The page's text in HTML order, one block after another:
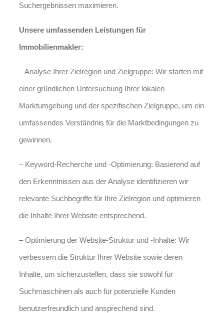
Suchergebnissen maximieren.
Unsere umfassenden Leistungen für
Immobilienmakler:
– Analyse Ihrer Zielregion und Zielgruppe: Wir starten mit
einer gründlichen Untersuchung Ihrer lokalen
Marktumgebung und der spezifischen Zielgruppe, um ein
umfassendes Verständnis für die Marktbedingungen zu
gewinnen.
– Keyword-Recherche und -Optimierung: Basierend auf
den Erkenntnissen aus der Analyse identifizieren wir
relevante Suchbegriffe für Ihre Zielregion und optimieren
die Inhalte Ihrer Website entsprechend.
– Optimierung der Website-Struktur und -Inhalte: Wir
verbessern die Struktur Ihrer Website sowie deren
Inhalte, um sicherzustellen, dass sie sowohl für
Suchmaschinen als auch für potenzielle Kunden
benutzerfreundlich und ansprechend sind.